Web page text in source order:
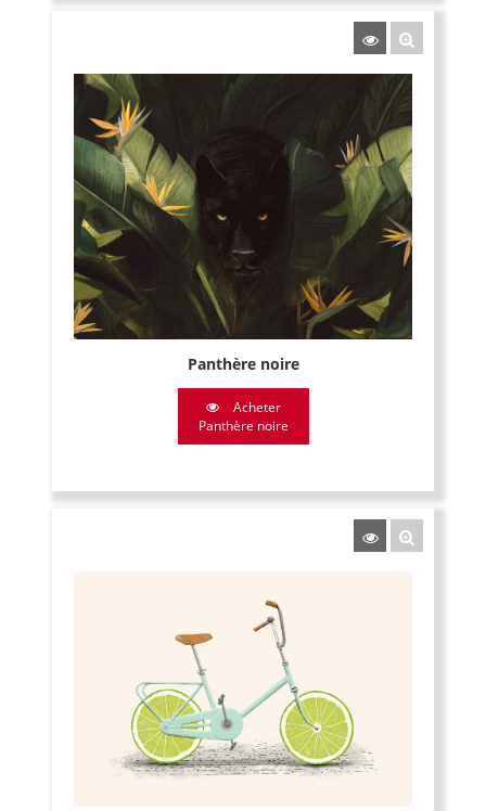
Panthère noire
Acheter
Panthère noire